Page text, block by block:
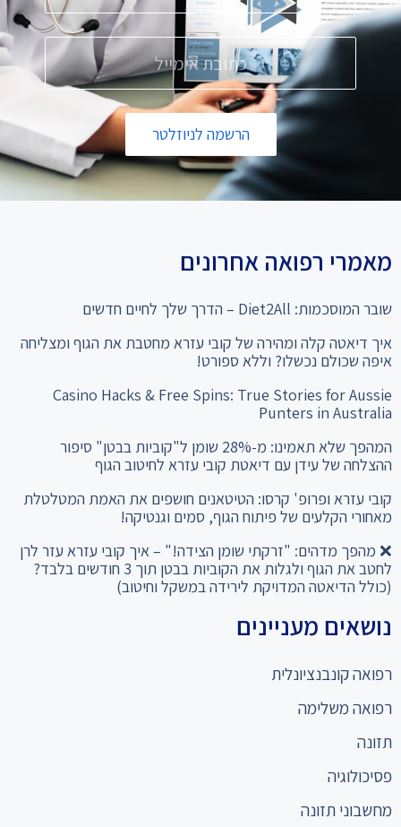
הרשמה לניוזלטר
מאמרי רפואה אחרונים
שובר המוסכמות: Diet2All – הדרך שלך לחיים חדשים
איך דיאטה קלה ומהירה של קובי עזרא מחטבת את הגוף ומצליחה
איפה שכולם נכשלו? וללא ספורט!
Casino Hacks & Free Spins: True Stories for Aussie
Punters in Australia
המהפך שלא תאמינו: מ-28% שומן ל"קוביות בבטן" סיפור
ההצלחה של עידן עם דיאטת קובי עזרא לחיטוב הגוף
קובי עזרא ופרופ' קרסו: הטיטאנים חושפים את האמת המטלטלת
מאחורי הקלעים של פיתוח הגוף, סמים וגנטיקה!
❌ מהפך מדהים: "זרקתי שומן הצידה!" – איך קובי עזרא עזר לרן
לחטב את הגוף ולגלות את הקוביות בבטן תוך 3 חודשים בלבד?
(כולל הדיאטה המדויקת לירידה במשקל וחיטוב)
נושאים מעניינים
רפואה קונבנציונלית
רפואה משלימה
תזונה
פסיכולוגיה
מחשבוני תזונה